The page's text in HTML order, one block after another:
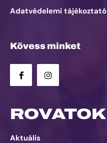
Adatvédelemi tájékoztató
Kövess minket
ROVATOK
Aktuális